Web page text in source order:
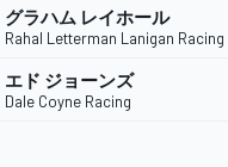
グラハム レイホール
Rahal Letterman Lanigan Racing
エド ジョーンズ
Dale Coyne Racing